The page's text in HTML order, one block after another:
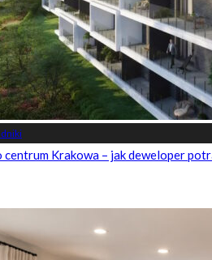
centrum Krakowa – jak deweloper